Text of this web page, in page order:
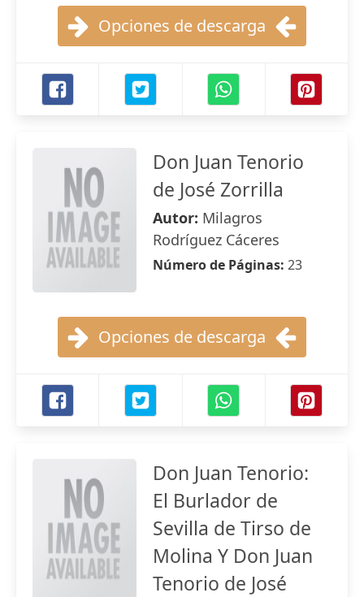
Opciones de descarga
Don Juan Tenorio
de José Zorrilla
Autor: Milagros
Rodríguez Cáceres
Número de Páginas: 23
Opciones de descarga
Don Juan Tenorio:
El Burlador de
Sevilla de Tirso de
Molina Y Don Juan
Tenorio de José